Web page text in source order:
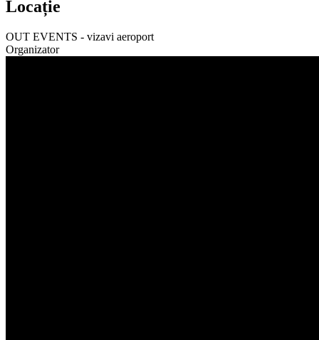
Locație
OUT EVENTS - vizavi aeroport
Organizator